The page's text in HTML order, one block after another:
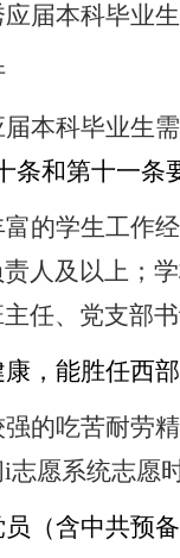
届本科毕业生
本科毕业生需
条和第十一条
的学生工作
人及以上；
任、党支部
康，能胜任西
的吃苦耐劳
i志愿系统志愿
员（含中共预